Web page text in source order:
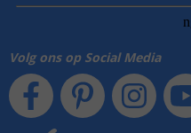
Volg ons op Social Media